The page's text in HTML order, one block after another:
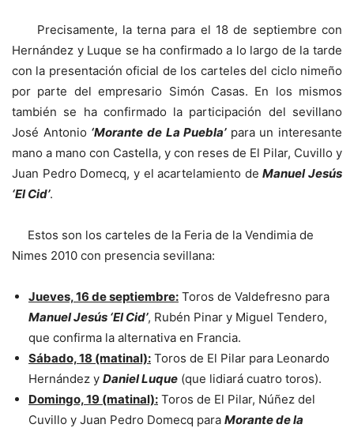
Precisamente, la terna para el 18 de septiembre con
Hernández y Luque se ha confirmado a lo largo de la tarde
con la presentación oficial de los carteles del ciclo nimeño
por parte del empresario Simón Casas. En los mismos
también se ha confirmado la participación del sevillano
José Antonio ‘Morante de La Puebla’para un interesante
mano a mano con Castella, y con reses de El Pilar, Cuvillo y
Juan Pedro Domecq, y el acartelamiento deManuel Jesús
‘El Cid’.
Estos son los carteles de la Feria de la Vendimia de
Nimes 2010 con presencia sevillana:
Jueves, 16 de septiembre: Toros de Valdefresno para
Manuel Jesús ‘El Cid’, Rubén Pinar y Miguel Tendero,
que confirma la alternativa en Francia.
Sábado, 18 (matinal): Toros de El Pilar para Leonardo
Hernández y Daniel Luque (que lidiará cuatro toros).
Domingo, 19 (matinal): Toros de El Pilar, Núñez del
Cuvillo y Juan Pedro Domecq para Morante de la